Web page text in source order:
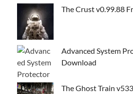
The Crust v0.99.88
Advanced System
Download
The Ghost Train